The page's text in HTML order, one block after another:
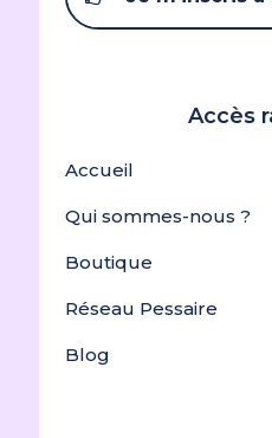
Accès
Accueil
Qui sommes-nous ?
Boutique
Réseau Pessaire
Blog